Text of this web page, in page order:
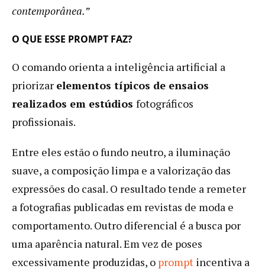
contemporânea.”
O QUE ESSE PROMPT FAZ?
O comando orienta a inteligência artificial a
priorizar elementos típicos de ensaios
realizados em estúdios fotográficos
profissionais.
Entre eles estão o fundo neutro, a iluminação
suave, a composição limpa e a valorização das
expressões do casal. O resultado tende a remeter
a fotografias publicadas em revistas de moda e
comportamento. Outro diferencial é a busca por
uma aparência natural. Em vez de poses
excessivamente produzidas, o prompt incentiva a